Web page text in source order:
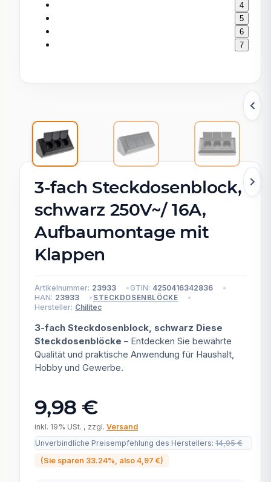
4
5
6
7
3-fach Steckdosenblock,
schwarz 250V~/ 16A,
Aufbaumontage mit
Klappen
Artikelnummer: 23933 GTIN: 4250416342836
HAN: 23933 STECKDOSENBLÖCKE
Hersteller: Chilitec
3-fach Steckdosenblock, schwarz Diese
Steckdosenblöcke – Entdecken Sie bewährte
Qualität und praktische Anwendung für Haushalt,
Hobby und Gewerbe.
9,98 €
inkl. 19% USt. , zzgl. Versand
Unverbindliche Preisempfehlung des Herstellers: 14,95 €
(Sie sparen 33.24% , also 4,97 €)